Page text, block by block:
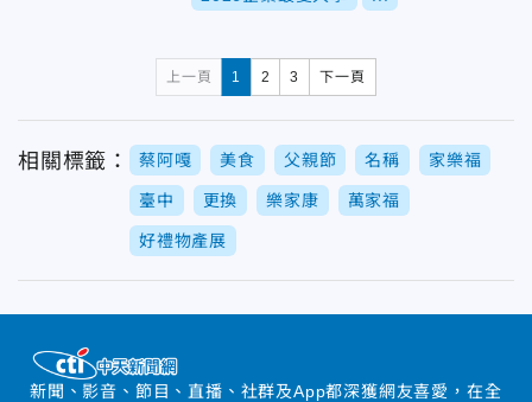
上一頁 1 2 3 下一頁
相關標籤： 蔡阿嘎 美食 父親節 名稱 家樂福
臺中 更換 樂家康 萬家福
好禮物產展
新聞、影音、節目、直播、社群及App都深獲網友喜愛，在全